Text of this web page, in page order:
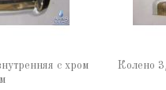
с хром
Колено